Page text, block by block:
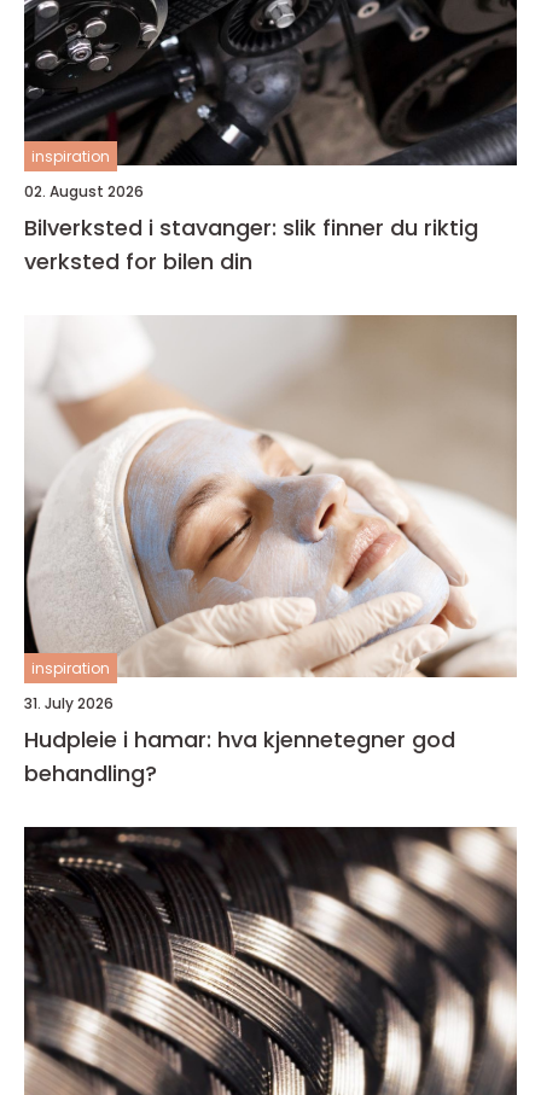
inspiration
02. August 2026
Bilverksted i stavanger: slik finner du riktig
verksted for bilen din
inspiration
31. July 2026
Hudpleie i hamar: hva kjennetegner god
behandling?